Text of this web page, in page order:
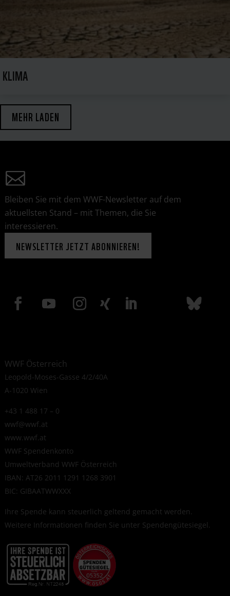
KLIMA
MEHR LADEN
Bleiben Sie mit dem WWF-Newsletter auf dem
aktuellsten Stand – mit Themen, die Sie
interessieren.
NEWSLETTER JETZT ABONNIEREN!
WWF Österreich
Leopold-Moses-Gasse 4/2/40A
A-1020 Wien
+43 1 488 17 – 0
wwf@wwf.at
www.wwf.at
WWF Spendenkonto
Umweltverband WWF Österreich
IBAN: AT26 2011 1291 1268 3901
BIC: GIBAATWWXXX
Ihre Spende kann steuerlich geltend gemacht werden.
Weitere Informationen finden Sie unter Spendengütesiegel.